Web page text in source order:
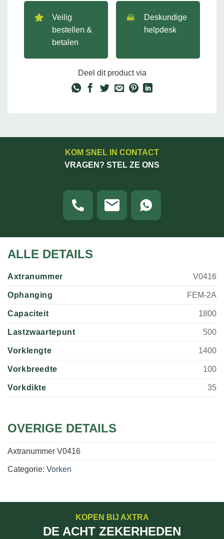
Veilig
bestellen &
betalen
Deskundige
helpdesk
Deel dit product via
KOM SNEL IN CONTACT
VRAGEN? STEL ZE ONS
ALLE DETAILS
Axtranummer V0416
Ophanging FEM-2A
Capaciteit 1800
Lastzwaartepunt 500
Vorklengte 1400
Vorkbreedte 100
Vorkdikte 35
OVERIGE DETAILS
Axtranummer V0416
Categorie: Vorken
KOPEN BIJ AXTRA
DE ACHT ZEKERHEDEN